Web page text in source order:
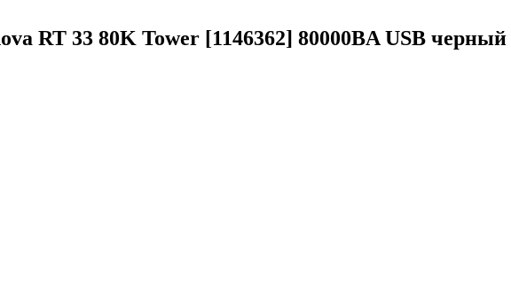
RT 33 80K Tower [1146362] 80000ВA USB черный